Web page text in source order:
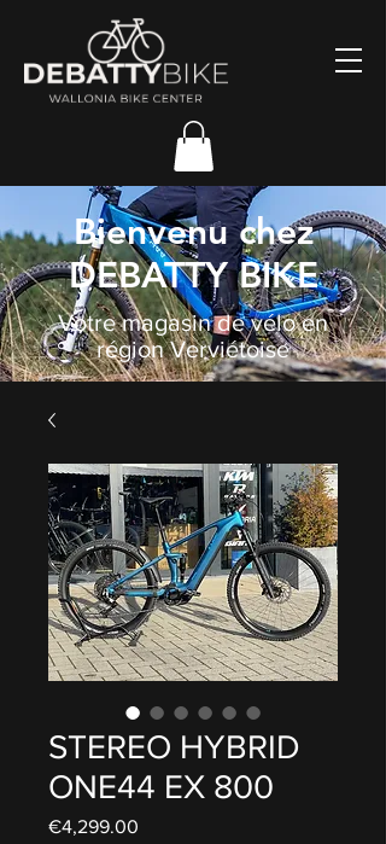
Bienvenu chez
DEBATTY BIKE
Votre magasin de vélo en
région Verviétoise
STEREO HYBRID
ONE44 EX 800
€4,299.00